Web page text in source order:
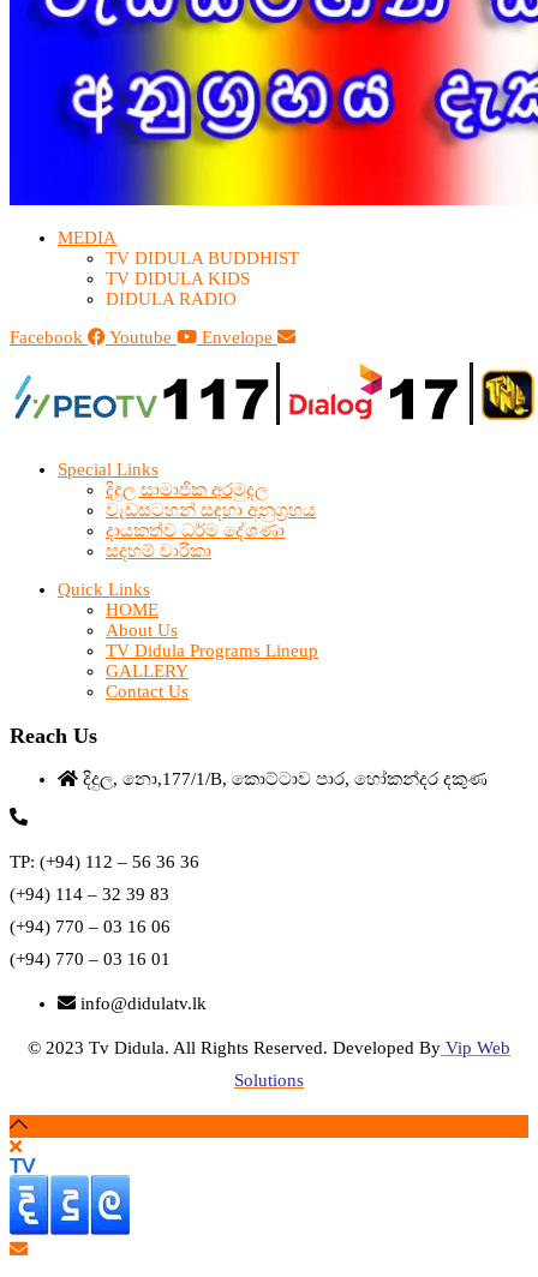
MEDIA
TV DIDULA BUDDHIST​
TV DIDULA KIDS
DIDULA RADIO
Facebook
Youtube Envelope
Special Links
දිදුල සාමාජික අරමුදල
වැඩසටහන් සඳහා අනුග්‍රහය
දායකත්ව ධර්ම දේශණා
සදහම් චාරිකා
Quick Links
HOME
About Us
TV Didula Programs Lineup
GALLERY
Contact Us
Reach Us
දිදුල, නො,177/1/B, කොට්ටාව පාර, හෝකන්දර දකුණ
TP: (+94) 112 – 56 36 36
(+94) 114 – 32 39 83
(+94) 770 – 03 16 06
(+94) 770 – 03 16 01
info@didulatv.lk
© 2023 Tv Didula. All Rights Reserved. Developed By Vip Web
Solutions